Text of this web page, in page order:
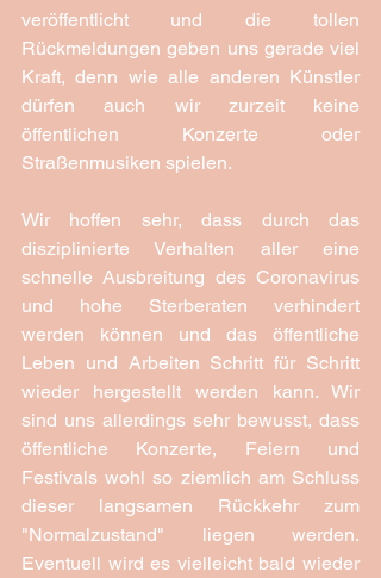
veröffentlicht und die tollen
Rückmeldungen geben uns gerade viel
Kraft, denn wie alle anderen Künstler
dürfen auch wir zurzeit keine
öffentlichen Konzerte oder
Straßenmusiken spielen.
Wir hoffen sehr, dass durch das
disziplinierte Verhalten aller eine
schnelle Ausbreitung des Coronavirus
und hohe Sterberaten verhindert
werden können und das öffentliche
Leben und Arbeiten Schritt für Schritt
wieder hergestellt werden kann. Wir
sind uns allerdings sehr bewusst, dass
öffentliche Konzerte, Feiern und
Festivals wohl so ziemlich am Schluss
dieser langsamen Rückkehr zum
"Normalzustand" liegen werden.
Eventuell wird es vielleicht bald wieder